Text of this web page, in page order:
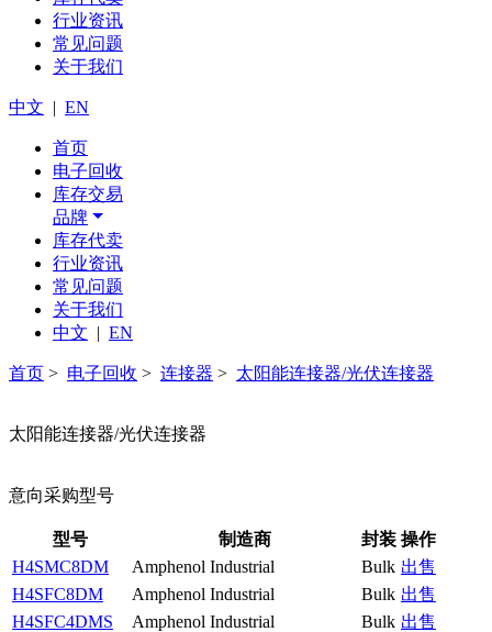
行业资讯
常见问题
关于我们
中文 | EN
首页
电子回收
库存交易
品牌
库存代卖
行业资讯
常见问题
关于我们
中文 | EN
首页 > 电子回收 > 连接器 > 太阳能连接器/光伏连接器
太阳能连接器/光伏连接器
意向采购型号
型号 制造商 封装 操作
H4SMC8DM
Amphenol Industrial Bulk 出售
H4SFC8DM
Amphenol Industrial Bulk 出售
H4SFC4DMS
Amphenol Industrial Bulk 出售